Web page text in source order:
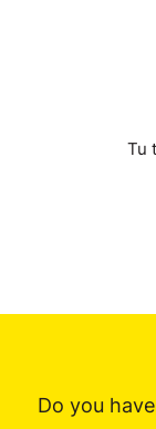
Tu
Do you